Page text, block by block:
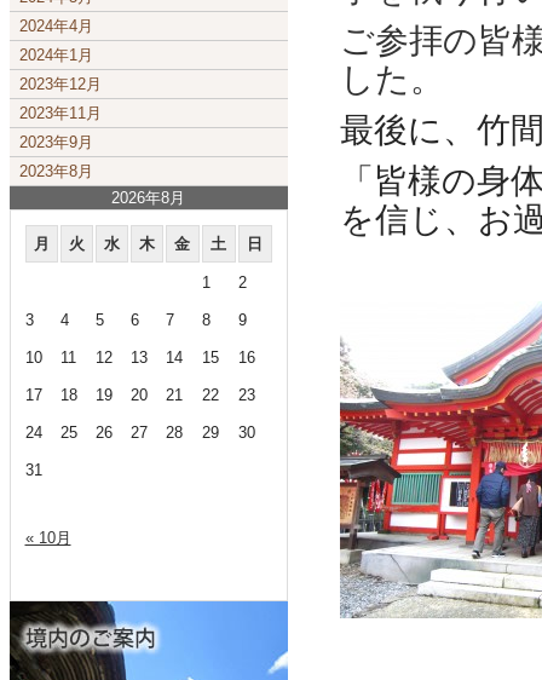
ご参拝の皆
した。
最後に、竹
「皆様の身
を信じ、お
2024年4月
2024年1月
2023年12月
2023年11月
2023年9月
2023年8月
2026年8月
月 火 水 木 金 土 日
« 10月
1 2
3 4 5 6 7 8 9
10 11 12 13 14 15 16
17 18 19 20 21 22 23
24 25 26 27 28 29 30
31